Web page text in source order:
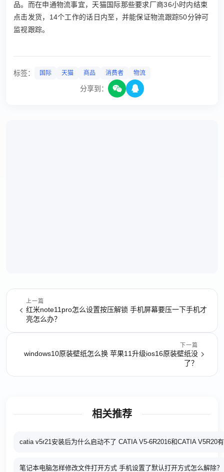
品。而在申通物流事宜，天猫国际那些要求厂商36小时内结束
点击发货，14个工作的话日内至，并能保证物流跟踪50分钟可
监视跟踪。
标签： 国际 天猫 商品 消费者 物流
分享到：
上一篇
红米note11pro怎么设置按压解锁 手机屏幕要压一下手机才
亮怎么办？
下一篇
windows10原装壁纸怎么换 苹果11升级ios16原装壁纸没
了？
相关推荐
catia v5r21安装后为什么启动不了 CATIA V5-6R2016和CATIA V5R20
笔记本电脑怎样修改文件打开方式 手机设置了默认打开方式怎么解除？